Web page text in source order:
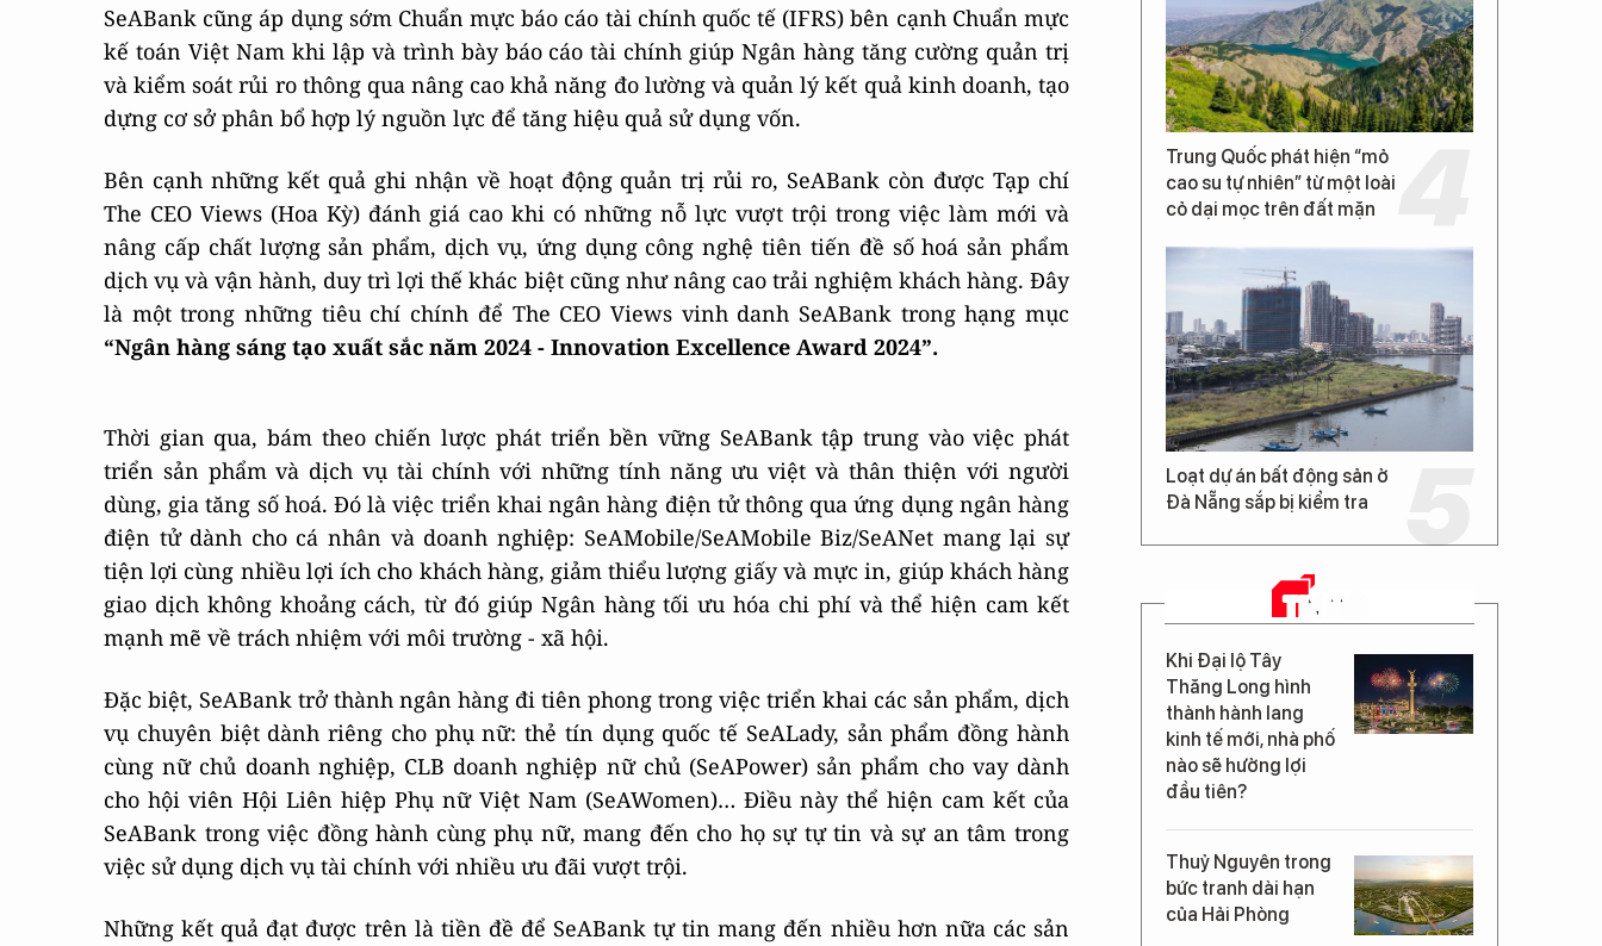
SeABank cũng áp dụng sớm Chuẩn mực báo cáo tài chính quốc tế (IFRS) bên cạnh Chuẩn mực
kế toán Việt Nam khi lập và trình bày báo cáo tài chính giúp Ngân hàng tăng cường quản trị
và kiểm soát rủi ro thông qua nâng cao khả năng đo lường và quản lý kết quả kinh doanh, tạo
dựng cơ sở phân bổ hợp lý nguồn lực để tăng hiệu quả sử dụng vốn.
Bên cạnh những kết quả ghi nhận về hoạt động quản trị rủi ro, SeABank còn được Tạp chí
The CEO Views (Hoa Kỳ) đánh giá cao khi có những nỗ lực vượt trội trong việc làm mới và
nâng cấp chất lượng sản phẩm, dịch vụ, ứng dụng công nghệ tiên tiến đề số hoá sản phẩm
dịch vụ và vận hành, duy trì lợi thế khác biệt cũng như nâng cao trải nghiệm khách hàng. Đây
là một trong những tiêu chí chính để The CEO Views vinh danh SeABank trong hạng mục
“Ngân hàng sáng tạo xuất sắc năm 2024 - Innovation Excellence Award 2024”.
Thời gian qua, bám theo chiến lược phát triển bền vững SeABank tập trung vào việc phát
triển sản phẩm và dịch vụ tài chính với những tính năng ưu việt và thân thiện với người
dùng, gia tăng số hoá. Đó là việc triển khai ngân hàng điện tử thông qua ứng dụng ngân hàng
điện tử dành cho cá nhân và doanh nghiệp: SeAMobile/SeAMobile Biz/SeANet mang lại sự
tiện lợi cùng nhiều lợi ích cho khách hàng, giảm thiểu lượng giấy và mực in, giúp khách hàng
giao dịch không khoảng cách, từ đó giúp Ngân hàng tối ưu hóa chi phí và thể hiện cam kết
mạnh mẽ về trách nhiệm với môi trường - xã hội.
Đặc biệt, SeABank trở thành ngân hàng đi tiên phong trong việc triển khai các sản phẩm, dịch
vụ chuyên biệt dành riêng cho phụ nữ: thẻ tín dụng quốc tế SeALady, sản phẩm đồng hành
cùng nữ chủ doanh nghiệp, CLB doanh nghiệp nữ chủ (SeAPower) sản phẩm cho vay dành
cho hội viên Hội Liên hiệp Phụ nữ Việt Nam (SeAWomen)… Điều này thể hiện cam kết của
SeABank trong việc đồng hành cùng phụ nữ, mang đến cho họ sự tự tin và sự an tâm trong
việc sử dụng dịch vụ tài chính với nhiều ưu đãi vượt trội.
Những kết quả đạt được trên là tiền đề để SeABank tự tin mang đến nhiều hơn nữa các sản
Trung Quốc phát hiện “mỏ
cao su tự nhiên” từ một loài
cỏ dại mọc trên đất mặn
Loạt dự án bất động sản ở
Đà Nẵng sắp bị kiểm tra
TIN MỚI
Khi Đại lộ Tây
Thăng Long hình
thành hành lang
kinh tế mới, nhà phố
nào sẽ hưởng lợi
đầu tiên?
Thuỷ Nguyên trong
bức tranh dài hạn
của Hải Phòng